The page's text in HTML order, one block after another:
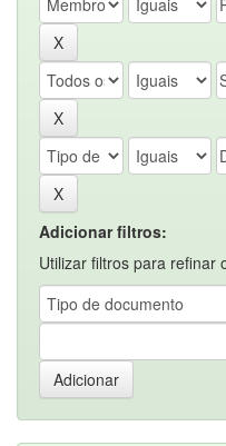
Adicionar filtros:
Utilizar filtros para refinar